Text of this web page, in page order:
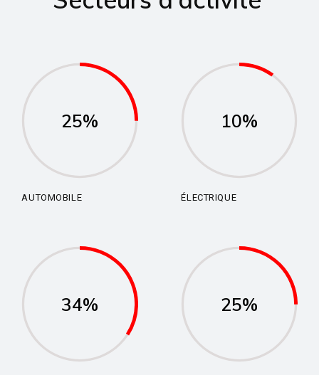
25%
AUTOMOBILE
10%
ÉLECTRIQUE
34% 25%